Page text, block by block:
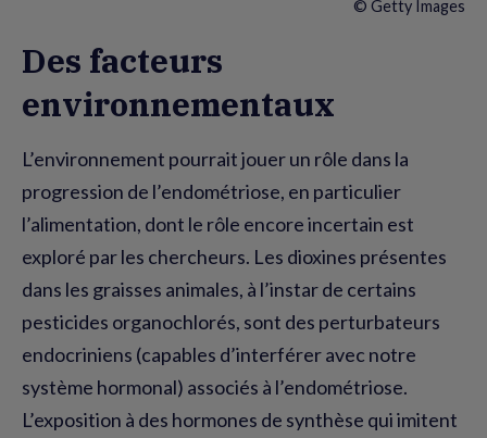
© Getty Images
Des facteurs
environnementaux
L’environnement pourrait jouer un rôle dans la
progression de l’endométriose, en particulier
l’alimentation, dont le rôle encore incertain est
exploré par les chercheurs. Les dioxines présentes
dans les graisses animales, à l’instar de certains
pesticides organochlorés, sont des perturbateurs
endocriniens (capables d’interférer avec notre
système hormonal) associés à l’endométriose.
L’exposition à des hormones de synthèse qui imitent